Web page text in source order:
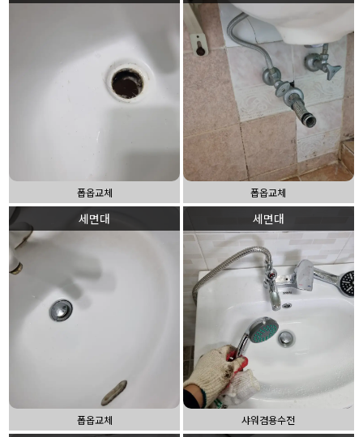
폽옵교체 폽옵교체
세면대
폽옵교체
세면대
샤워겸용수전